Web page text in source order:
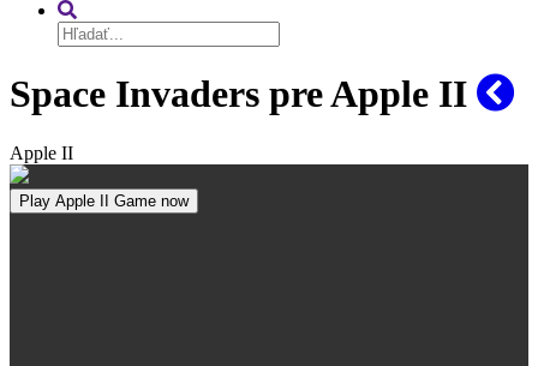
Space Invaders pre Apple II
Apple II
Play Apple II Game now